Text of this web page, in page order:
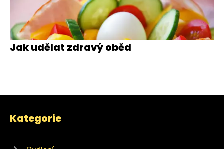
Jak udělat zdravý oběd
Kategorie